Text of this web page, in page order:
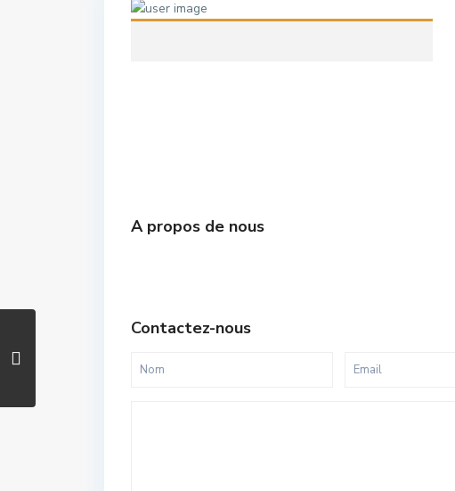
A propos de nous
Contactez-nous